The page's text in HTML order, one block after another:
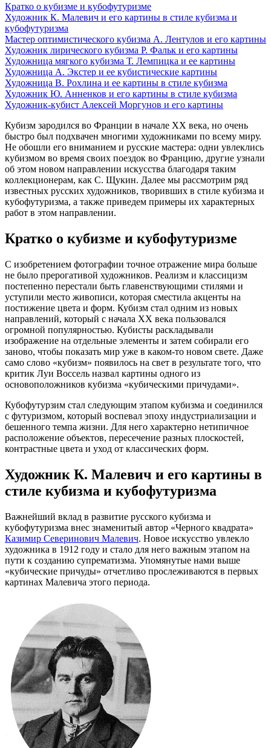
Кратко о кубизме и кубофутуризме
Художник К. Малевич и его картины в стиле кубизма и
кубофутуризма
Мастер оптимистического кубизма А. Лентулов и его картины
Художник лирического кубизма Р. Фальк и его картины
Художница мягкого кубизма Т. Лемпицка и ее картины
Художница А. Экстер и ее кубистические картины
Художница В. Рохлина и ее картины в стиле кубизма
Художник Ю. Анненков и его картины в стиле кубизма
Художник-кубист Алексей Моргунов и его картины
Кубизм зародился во Франции в начале XX века, но очень
быстро был подхвачен многими художниками по всему миру.
Не обошли его вниманием и русские мастера: одни увлеклись
кубизмом во время своих поездок во Францию, другие узнали
об этом новом направлении искусства благодаря таким
коллекционерам, как С. Щукин. Далее мы рассмотрим ряд
известных русских художников, творивших в стиле кубизма и
кубофутуризма, а также приведем примеры их характерных
работ в этом направлении.
Кратко о кубизме и кубофутуризме
С изобретением фотографии точное отражение мира больше
не было прерогативой художников. Реализм и классицизм
постепенно перестали быть главенствующими стилями и
уступили место живописи, которая сместила акценты на
постижение цвета и форм. Кубизм стал одним из новых
направлений, который с начала XX века пользовался
огромной популярностью. Кубисты раскладывали
изображение на отдельные элементы и затем собирали его
заново, чтобы показать мир уже в каком-то новом свете. Даже
само слово «кубизм» появилось на свет в результате того, что
критик Луи Воссель назвал картины одного из
основоположников кубизма «кубическими причудами».
Кубофутурзим стал следующим этапом кубизма и соединился
с футуризмом, который воспевал эпоху индустриализации и
бешенного темпа жизни. Для него характерно нетипичное
расположение объектов, пересечение разных плоскостей,
контрастные цвета и уход от классических форм.
Художник К. Малевич и его картины в
стиле кубизма и кубофутуризма
Важнейший вклад в развитие русского кубизма и
кубофутуризма внес знаменитый автор «Черного квадрата»
Казимир Северинович Малевич. Новое искусство увлекло
художника в 1912 году и стало для него важным этапом на
пути к созданию супрематизма. Упомянутые нами выше
«кубические причуды» отчетливо прослеживаются в первых
картинах Малевича этого периода.